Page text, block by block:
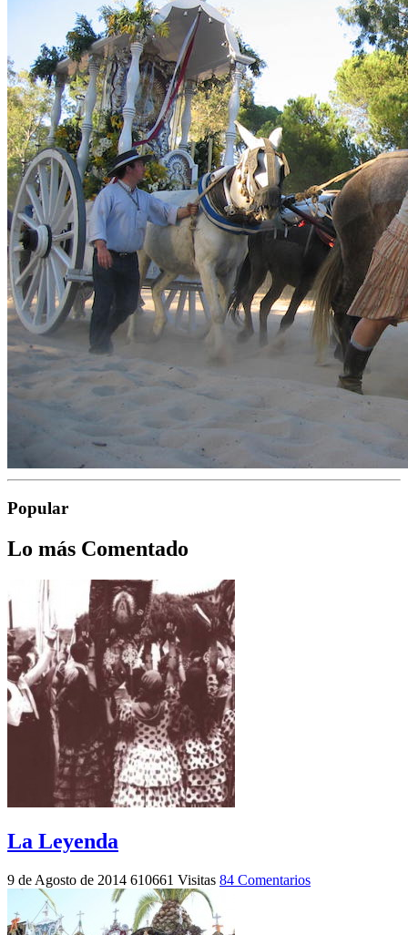
Popular
Lo más Comentado
La Leyenda
9 de Agosto de 2014 610661 Visitas 84 Comentarios